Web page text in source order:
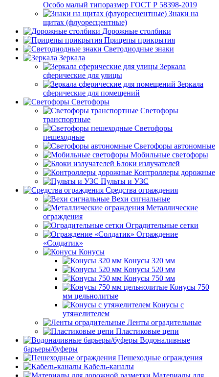
Особо малый типоразмер ГОСТ Р 58398-2019
Знаки на
щитах (флуоресцентные)
Дорожные столбики
Прицепы прикрытия
Светодиодные знаки
Зеркала
Зеркала
сферические для улицы
Зеркала
сферические для помещений
Светофоры
Светофоры
транспортные
Светофоры
пешеходные
Светофоры автономные
Мобильные светофоры
Блоки излучателей
Контроллеры дорожные
Пульты и УЗС
Средства ограждения
Вехи сигнальные
Металлические
ограждения
Оградительные сетки
Ограждение
«Солдатик»
Конусы
Конусы 320 мм
Конусы 520 мм
Конусы 750 мм
Конусы 750
мм цельнолитые
Конусы с
утяжелителем
Ленты оградительные
Пластиковые цепи
Водоналивные
барьеры/буферы
Пешеходные ограждения
Кабель-каналы
Материалы для